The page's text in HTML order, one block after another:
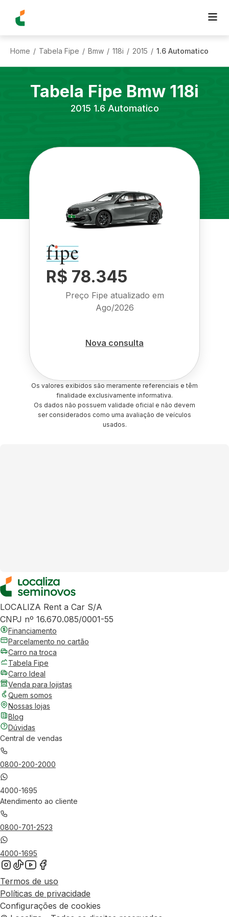
Home / Tabela Fipe / Bmw / 118i / 2015 / 1.6 Automatico
Tabela Fipe Bmw 118i
2015 1.6 Automatico
R$ 78.345
Preço Fipe atualizado em
Ago/2026
Nova consulta
Os valores exibidos são meramente referenciais e têm
finalidade exclusivamente informativa.
Os dados não possuem validade oficial e não devem
ser considerados como uma avaliação de veículos
usados.
LOCALIZA Rent a Car S/A
CNPJ nº 16.670.085/0001-55
Financiamento
Parcelamento no cartão
Carro na troca
Tabela Fipe
Carro Ideal
Venda para lojistas
Quem somos
Nossas lojas
Blog
Dúvidas
Central de vendas
0800-200-2000
4000-1695
Atendimento ao cliente
0800-701-2523
4000-1695
Termos de uso
Políticas de privacidade
Configurações de cookies